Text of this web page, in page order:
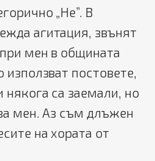
„Не”. В
агитация, звънят
мен в общината
използват постовете,
някога са заемали, но
мен. Аз съм длъжен
на хората от